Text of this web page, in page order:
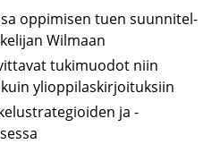
op­pi­mi­sen tuen suun­ni­tel­
Wilmaan
tu­ki­muo­dot niin
yli­op­pi­las­kir­joi­tuk­siin
ja -​